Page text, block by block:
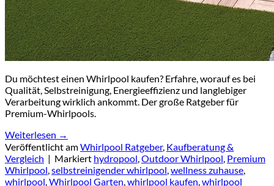
🛡️ SSL-verschlüsselte Übertragung Ihrer Daten
Du möchtest einen Whirlpool kaufen? Erfahre, worauf es bei
Qualität, Selbstreinigung, Energieeffizienz und langlebiger
Verarbeitung wirklich ankommt. Der große Ratgeber für
Premium-Whirlpools.
Weiterlesen →
Veröffentlicht amWhirlpool Ratgeber, Kaufberatung &
Vergleich | Markiert hydropool,Outdoor Whirlpool, Premium
Whirlpool,selbstreinigender whirlpool,wellness zuhause,
whirlpool,Whirlpool Garten,whirlpool kaufen,whirlpool